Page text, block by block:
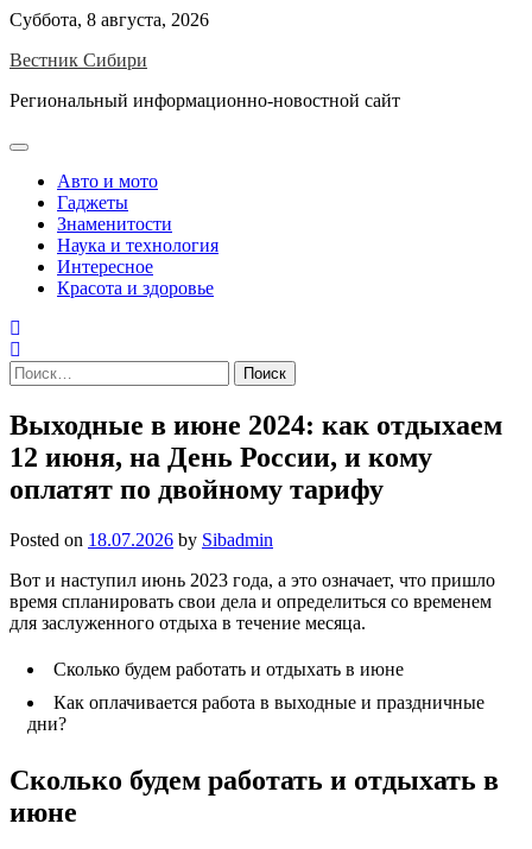
Skip
content
Суббота, 8 августа, 2026
Вестник Сибири
Региональный информационно-новостной сайт
Авто и мото
Гаджеты
Знаменитости
Наука и технология
Интересное
Красота и здоровье
Найти:
Выходные в июне 2024: как отдыхаем
12 июня, на День России, и кому
оплатят по двойному тарифу
Posted on 18.07.2026 by Sibadmin
Вот и наступил июнь 2023 года, а это означает, что пришло
время спланировать свои дела и определиться со временем
для заслуженного отдыха в течение месяца.
Сколько будем работать и отдыхать в июне
Как оплачивается работа в выходные и праздничные
дни?
Сколько будем работать и отдыхать в
июне